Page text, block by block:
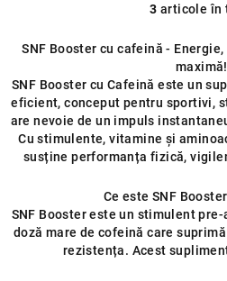
C
o
n
t
r
o
l
u
l
i
s
3 articole în
SNF Booster cu cafeină -
maximă!
SNF Booster cu Cafeină este un
eficient, conceput pentru sportivi,
are nevoie de un impuls
Cu stimulente, vitamine și
susține performanța fizică,
Ce este SNF
SNF Booster este un stimulent
doză mare de cofeină care
rezistența. Acest